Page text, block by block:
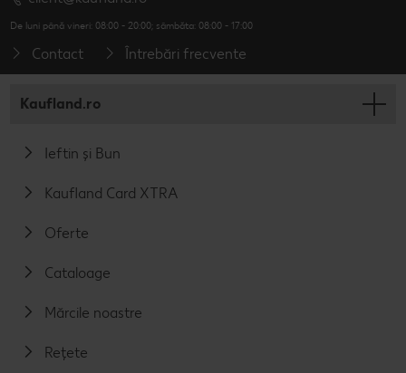
De luni până vineri: 08:00 - 20:00; sâmbăta: 08:00 - 17:00
Contact Întrebări frecvente
Kaufland.ro
Ieftin și Bun
Kaufland Card XTRA
Oferte
Cataloage
Mărcile noastre
Rețete